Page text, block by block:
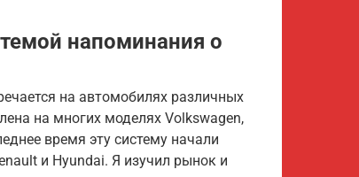
напоминания о
на автомобилях различных
на многих моделях Volkswagen,
время эту систему начали
и Hyundai. Я изучил рынок и